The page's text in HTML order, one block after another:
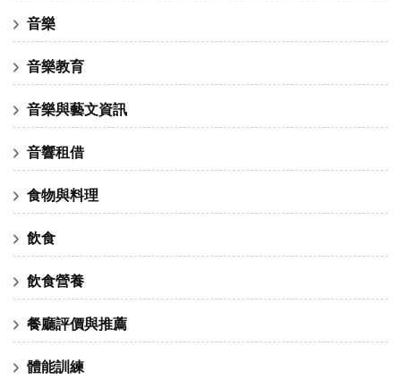
音樂
音樂教育
音樂與藝文資訊
音響租借
食物與料理
飲食
飲食營養
餐廳評價與推薦
體能訓練